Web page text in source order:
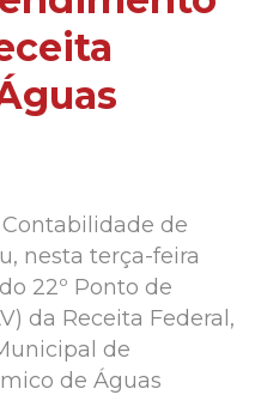
de
nesta terça-feira
22º Ponto de
da Receita Federal,
de
de Águas